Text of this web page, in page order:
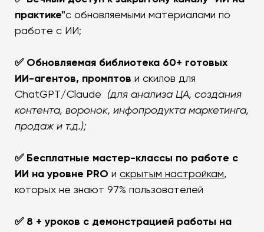
практике"с обновляемыми материалами по
работе с ИИ;
✅ Обновляемая библиотека 60+ готовых
ИИ-агентов, промптов и скилов для
ChatGPT/Claude (для анализа ЦА, создания
контента, воронок, инфопродукта маркетинга,
продаж и т.д.);
✅Бесплатные мастер-классы по работе с
ИИ на уровне PRO и скрытым настройкам,
которых не знают 97% пользователей
✅ 8 + уроков с демонстрацией работы на